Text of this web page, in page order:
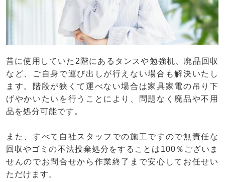
昔に使用していた2階にあるタンスや勉強机、廃品回収
など、ご自身で運び出しが行えない場合も解決いたし
ます。階段が狭くて運べない場合は家具家電の吊り下
げやかいたいを行うことにより、問題なく廃品や不用
品を処分可能です。
また、すべて自社スタッフでの施工ですので無責任な
回収やゴミの不法投棄処分をすることは100％ございま
せんのでお問合せから作業終了まで安心してお任せい
ただけます。